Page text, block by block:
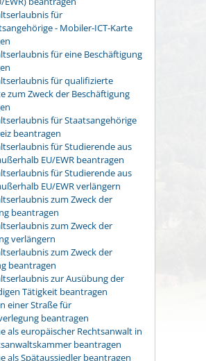
für
- Mobiler-ICT-Karte
für eine Beschäftigung
für qualifizierte
zum Zweck der Beschäftigung
für Staatsangehörige
beantragen
für Studierende aus
EU/EWR beantragen
für Studierende aus
EU/EWR verlängern
zum Zweck der
beantragen
zum Zweck der
verlängern
zum Zweck der
beantragen
zur Ausübung der
Tätigkeit beantragen
einer Straße für
beantragen
als europäischer Rechtsanwalt in
beantragen
als Spätaussiedler beantragen